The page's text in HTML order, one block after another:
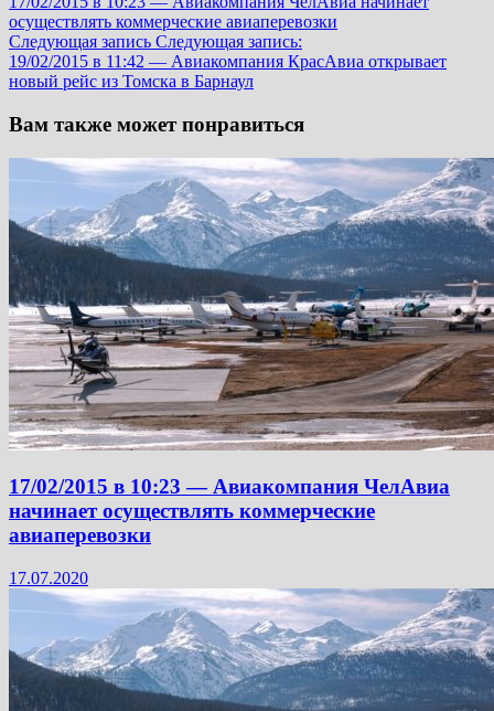
осуществлять коммерческие авиаперевозки
Следующая запись Следующая запись:
19/02/2015 в 11:42 — Авиакомпания КрасАвиа открывает
новый рейс из Томска в Барнаул
Вам также может понравиться
17/02/2015 в 10:23 — Авиакомпания ЧелАвиа
начинает осуществлять коммерческие
авиаперевозки
17.07.2020